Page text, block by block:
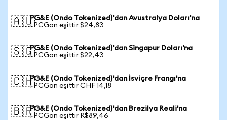
🇦🇺PG&E (Ondo Tokenized)'dan Avustralya Doları'na
1 PCGon eşittir $24,83
🇸🇬PG&E (Ondo Tokenized)'dan Singapur Doları'na
1 PCGon eşittir $22,43
🇨🇭PG&E (Ondo Tokenized)'dan İsviçre Frangı'na
1 PCGon eşittir CHF 14,18
🇧🇷PG&E (Ondo Tokenized)'dan Brezilya Reali'na
1 PCGon eşittir R$89,46